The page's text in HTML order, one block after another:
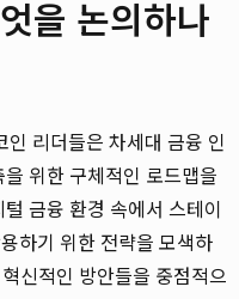
을 논의하나
리더들은 차세대 금융 인
위한 구체적인 로드맵을
금융 환경 속에서 스테이
하기 위한 전략을 모색하
신적인 방안들을 중점적으